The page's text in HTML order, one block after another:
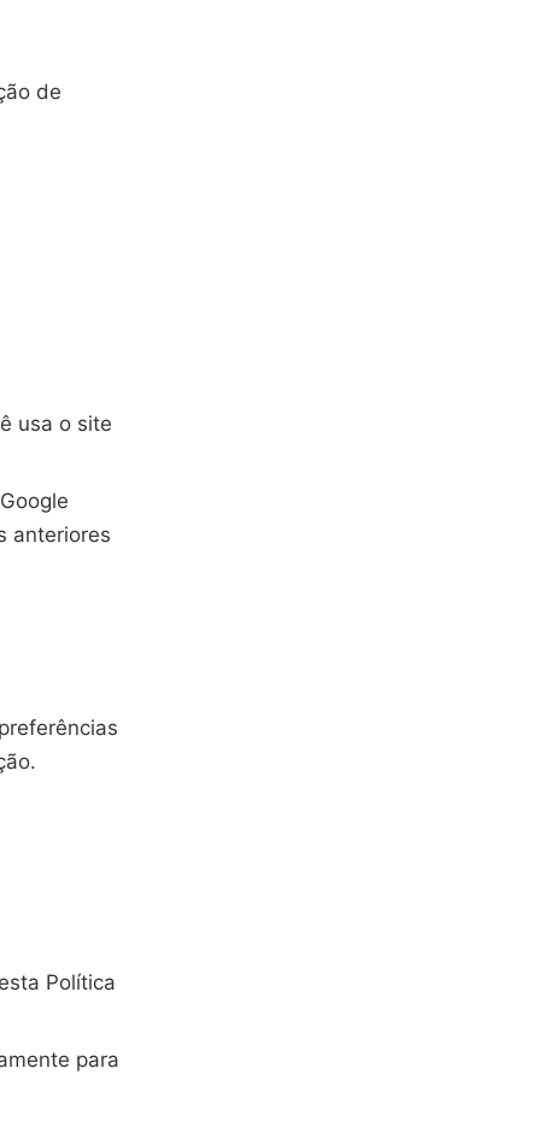
de
usa o site
anteriores
Política
para